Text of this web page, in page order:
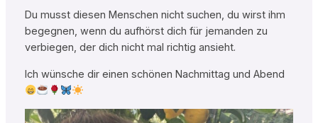
Du musst diesen Menschen nicht suchen, du wirst ihm
begegnen, wenn du aufhörst dich für jemanden zu
verbiegen, der dich nicht mal richtig ansieht.
Ich wünsche dir einen schönen Nachmittag und Abend